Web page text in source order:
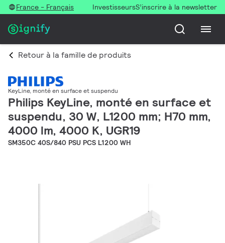
France - Français InvestisseursS’inscrire à la newsletter
Retour à la famille de produits
KeyLine, monté en surface et suspendu
Philips KeyLine, monté en surface et
suspendu, 30 W, L1200 mm; H70 mm,
4000 lm, 4000 K, UGR19
SM350C 40S/840 PSU PCS L1200 WH